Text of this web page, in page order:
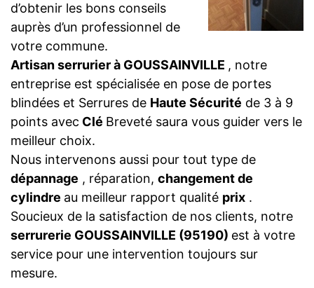
d’obtenir les bons conseils
auprès d’un professionnel de
votre commune.
Artisan serrurier à GOUSSAINVILLE , notre
entreprise est spécialisée en pose de portes
blindées et Serrures de Haute Sécurité de 3 à 9
points avec Clé Breveté saura vous guider vers le
meilleur choix.
Nous intervenons aussi pour tout type de
dépannage , réparation, changement de
cylindre au meilleur rapport qualité prix .
Soucieux de la satisfaction de nos clients, notre
serrurerie GOUSSAINVILLE (95190) est à votre
service pour une intervention toujours sur
mesure.